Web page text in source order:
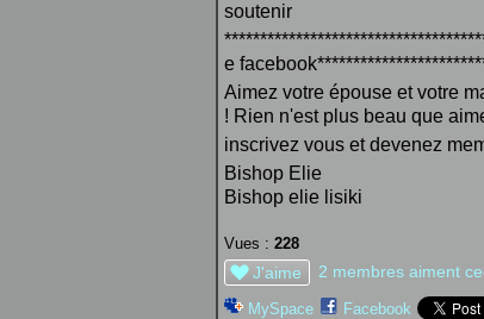
soutenir
e
Aimez votre épouse et votre
! Rien n'est plus beau que
inscrivez vous et devenez
Bishop Elie
Bishop elie lisiki
Vues : 228
J'aime 2 membres aiment
MySpace Facebook